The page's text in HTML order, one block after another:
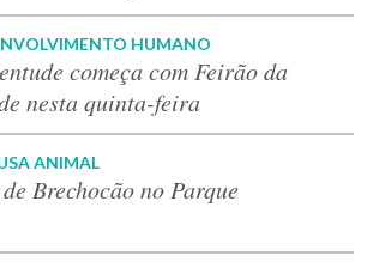
HUMANO
começa com Feirão da
nesta quinta-feira
ANIMAL
Brechocão no Parque